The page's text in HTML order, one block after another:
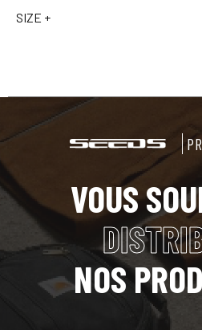
SIZE +
VOUS
NOS